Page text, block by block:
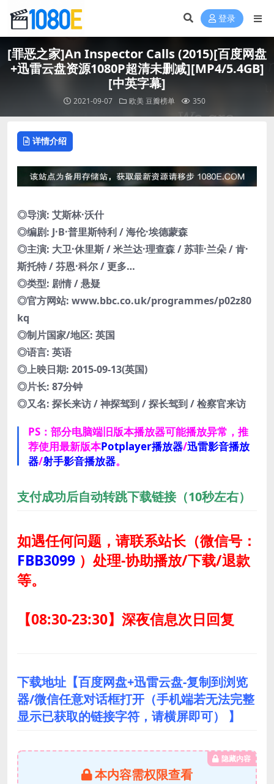
登录
[罪恶之家]An Inspector Calls (2015)[百度网盘
+迅雷云盘资源1080P超清未删减][MP4/5.4GB]
[中英字幕]
2021-09-07 欧美豆瓣榜单 350
详情介绍
◎导演: 艾斯林·沃什
◎编剧: J·B·普里斯特利 / 海伦·埃德蒙森
◎主演: 大卫·休里斯 / 米兰达·理查森 / 苏菲·兰朵 / 肯·
斯托特 / 芬恩·科尔 / 更多…
◎类型: 剧情 / 悬疑
◎官方网站: www.bbc.co.uk/programmes/p02z80
kq
◎制片国家/地区: 英国
◎语言: 英语
◎上映日期: 2015-09-13(英国)
◎片长: 87分钟
◎又名: 探长来访 / 神探驾到 / 探长驾到 / 检察官来访
PS：部分电脑端旧版本播放器可能播放异常，推
荐使用最新版本Potplayer播放器/迅雷影音播放
器/射手影音播放器。
支付成功后自动转跳下载链接（10秒左右）
如遇任何问题，请联系站长（微信号：
FBB3099 ） 处理-协助播放/下载/退款
等。
【08:30-23:30】深夜信息次日回复
下载地址【百度网盘+迅雷云盘-复制到浏览
器/微信任意对话框打开（手机端若无法完整
显示已获取的链接字符，请横屏即可） 】
隐藏内容
本内容需权限查看